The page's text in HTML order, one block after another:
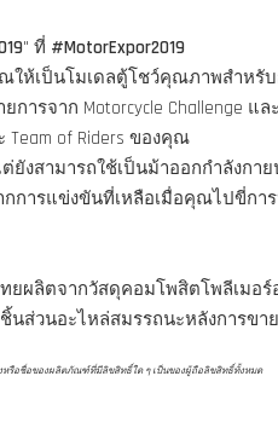
" ที่ #MotorExpor2019
ณให้เป็นโมเดลตู้โชว์คุณภาพสำ
การจาก Motorcycle Challenge แ
of Riders ของคุณ
ามารถใช้เป็นม้าออกกำลังกาย
การแข่งขันที่เหลือเมื่อคุณไปขี่กา
ทยผลิตจากวัสดุคอมโพสิตโพลีเ
นส่วนอะไหล่สมรรถนะหลังการข
หรือชื่อของผลิตภัณฑ์ที่มีลิขสิทธิ์ใด ๆ เป็นของผู้ถือลิขสิทธิ์ทั้งหมด